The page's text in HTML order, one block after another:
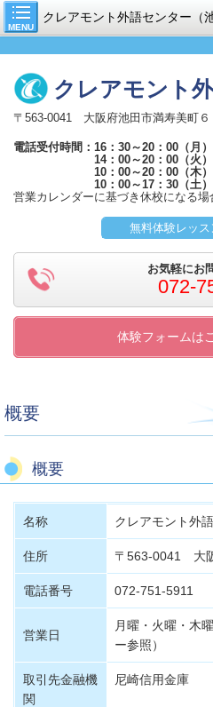
MENU
クレアモント外語センター（
クレアモント
〒563-0041 大阪府池田市満寿美町６
電話受付時間：16：30～20：00（月）
14：00～20：00（火）
10：00～20：00（木）
10：00～17：30（土）
営業カレンダーに基づき休校になる場
無料体験レッス
お気軽にお
072-
体験フォームは
概要
概要
名称 クレアモント外
住所 〒563-0041 大
電話番号 072-751-5911
営業日
月曜・火曜・木
ー参照）
取引先金融機
関
尼崎信用金庫